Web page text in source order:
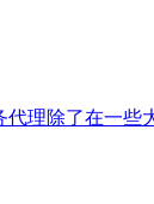
理除了在一